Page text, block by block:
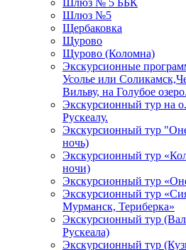
Шлюз № 5 ББК
Шлюз №5
Щербаковка
Щурово
Щурово (Коломна)
Экскурсионные
Усолье или
Вильву, на Голубое озеро.
Экскурсионный тур на
Рускеалу.
Экскурсионный тур
ночь)
Экскурсионный тур
ночи)
Экскурсионный тур
Экскурсионный тур
Мурманск, Териберка»
Экскурсионный тур
Рускеала)
Экскурсионный тур